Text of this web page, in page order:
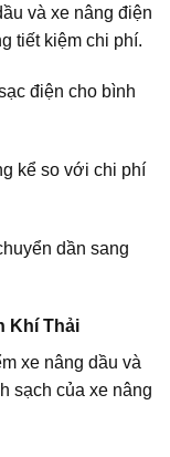
và xe nâng điện
tiết kiệm chi phí.
điện cho bình
kể so với chi phí
dần sang
Khí Thải
xe nâng dầu và
sạch của xe nâng